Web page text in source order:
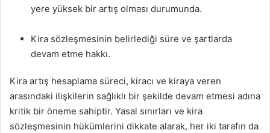
yere yüksek bir artış olması durumunda.
Kira sözleşmesinin belirlediği süre ve şartlarda
devam etme hakkı.
Kira artış hesaplama süreci, kiracı ve kiraya veren
arasındaki ilişkilerin sağlıklı bir şekilde devam etmesi adına
kritik bir öneme sahiptir. Yasal sınırları ve kira
sözleşmesinin hükümlerini dikkate alarak, her iki tarafın da